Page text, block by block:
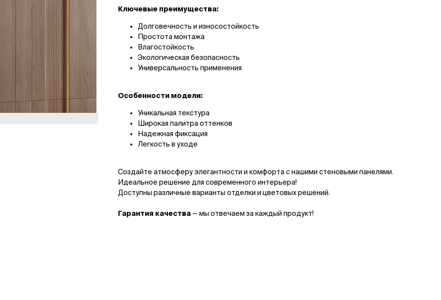
Ключевые преимущества:
Долговечность и износостойкость
Простота монтажа
Влагостойкость
Экологическая безопасность
Универсальность применения
Особенности модели:
Уникальная текстура
Широкая палитра оттенков
Надежная фиксация
Легкость в уходе
Создайте атмосферу элегантности и комфорта с нашими стеновыми панелями.
Идеальное решение для современного интерьера!
Доступны различные варианты отделки и цветовых решений.
Гарантия качества — мы отвечаем за каждый продукт!